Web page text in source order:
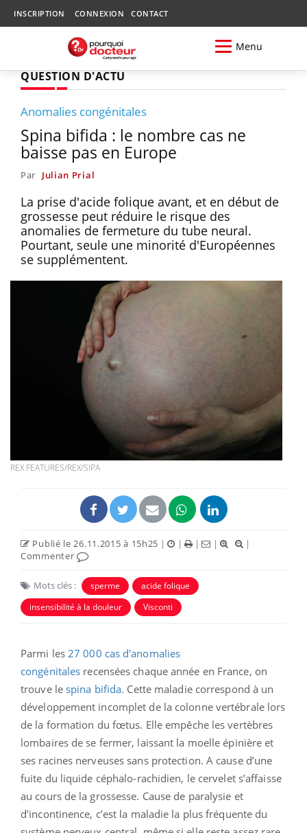
INSCRIPTION CONNEXION CONTACT
Menu
QUESTION D'ACTU
Anomalies congénitales
Spina bifida : le nombre cas ne
baisse pas en Europe
Par Julian Prial
La prise d'acide folique avant, et en début de
grossesse peut réduire le risque des
anomalies de fermeture du tube neural.
Pourtant, seule une minorité d'Européennes
se supplémentent.
REX FEATURES/REX/SIPA
Publié le 26.11.2015 à 15h25 | | | |
|
Commenter
Mots clés : sperme
acide folique
insensibilité à la douleur
Visconti
Parmi les 27 000 cas d'anomalies
congénitales recensées chaque année en France, on
trouve le spina bifida. Cette maladie correspond à un
développement incomplet de la colonne vertébrale lors
de la formation du fœtus. Elle empêche les vertèbres
lombaires de se fermer, laissant la moelle épinière et
ses racines nerveuses sans protection. A cause d’une
fuite du liquide céphalo-rachidien, le cervelet s’affaisse
au cours de la grossesse. Cause de paralysie et
d’incontinence, c’est la maladie la plus fréquente du